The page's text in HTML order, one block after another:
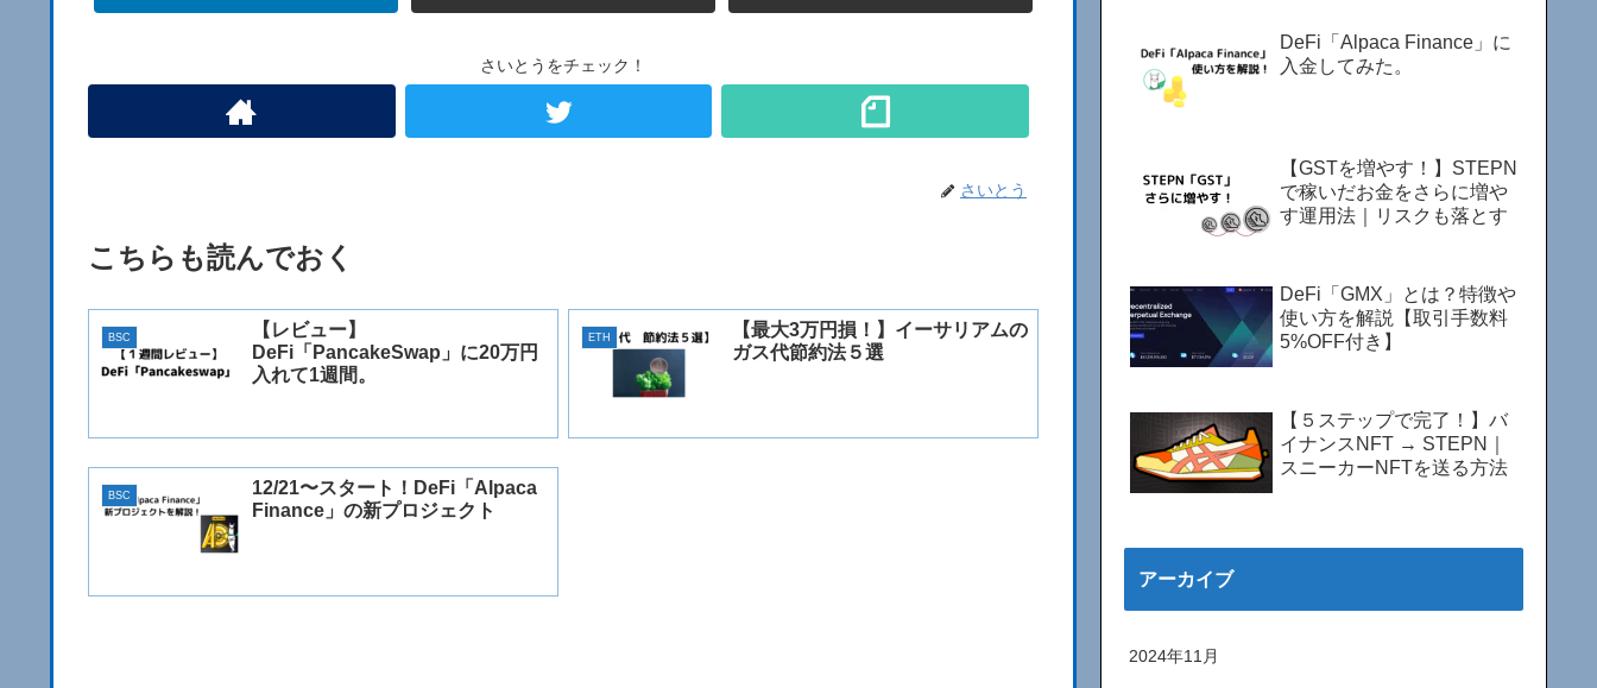
さいとうをチェック！
さいとう
こちらも読んでおく
BSC
【レビュー】
DeFi「PancakeSwap」に20万円
入れて1週間。
ETH
【最大3万円損！】イーサリアムの
ガス代節約法５選
BSC
12/21〜スタート！DeFi「Alpaca
Finance」の新プロジェクト
DeFi「Alpaca Finance」に
入金してみた。
【GSTを増やす！】STEPN
で稼いだお金をさらに増や
す運用法｜リスクも落とす
DeFi「GMX」とは？特徴や
使い方を解説【取引手数料
5%OFF付き】
【５ステップで完了！】バ
イナンスNFT → STEPN｜
スニーカーNFTを送る方法
アーカイブ
2024年11月